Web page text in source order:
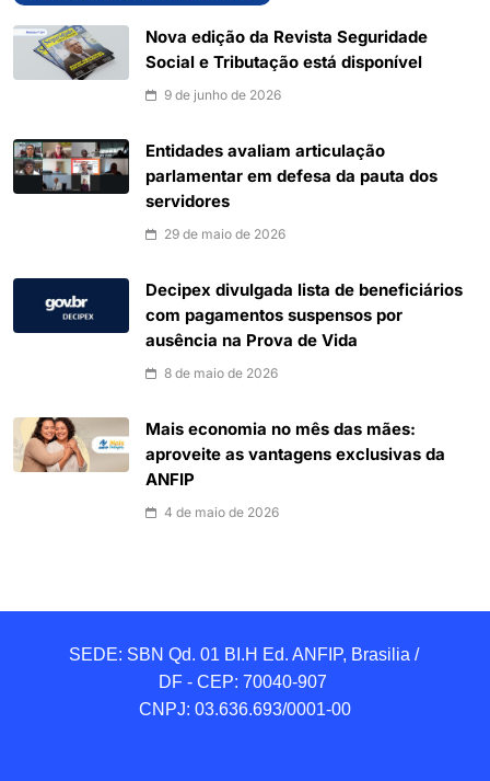
Nova edição da Revista Seguridade
Social e Tributação está disponível
9 de junho de 2026
Entidades avaliam articulação
parlamentar em defesa da pauta dos
servidores
29 de maio de 2026
Decipex divulgada lista de beneficiários
com pagamentos suspensos por
ausência na Prova de Vida
8 de maio de 2026
Mais economia no mês das mães:
aproveite as vantagens exclusivas da
ANFIP
4 de maio de 2026
SEDE: SBN Qd. 01 BI.H Ed. ANFIP, Brasilia /
DF - CEP: 70040-907
CNPJ: 03.636.693/0001-00